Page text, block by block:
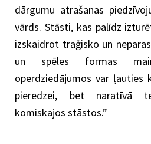
dārgumu atrašanas
vārds. Stāsti, kas palīdz
izskaidrot traģisko un
un spēles formas
operdziedājumos var ļauties
pieredzei, bet naratīvā
komiskajos stāstos.”